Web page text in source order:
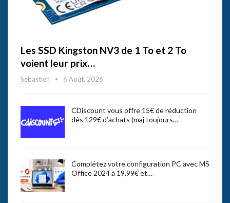
Les SSD Kingston NV3 de 1 To et 2 To
voient leur prix…
Sebastien 6 Août, 2026
CDiscount vous offre 15€ de réduction
dès 129€ d’achats (maj toujours…
Complétez votre configuration PC avec MS
Office 2024 à 19,99€ et…